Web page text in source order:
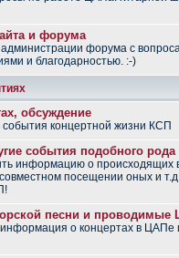
и форума
форума с
и благодарностью. :-)
обсуждение
концертной жизни КСП
события подобного рода
информацию о
совместном посещении оных и
песни и
о концертах в ЦАПе